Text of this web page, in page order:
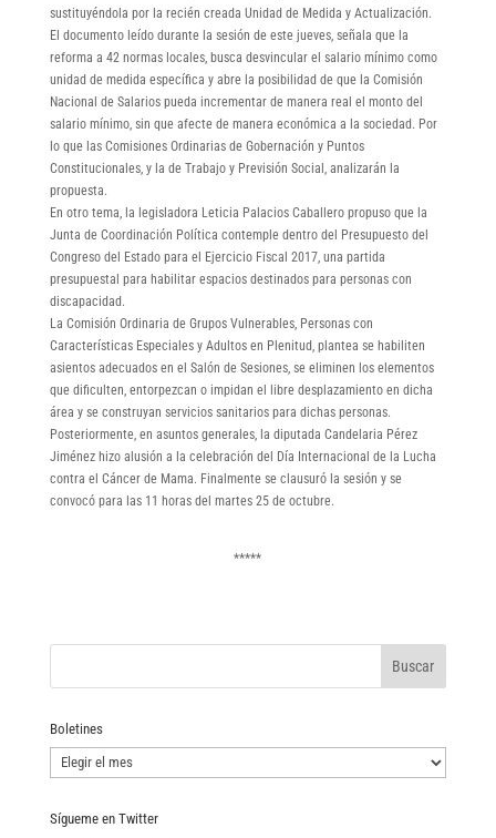
sustituyéndola por la recién creada Unidad de Medida y Actualización.
El documento leído durante la sesión de este jueves, señala que la
reforma a 42 normas locales, busca desvincular el salario mínimo como
unidad de medida específica y abre la posibilidad de que la Comisión
Nacional de Salarios pueda incrementar de manera real el monto del
salario mínimo, sin que afecte de manera económica a la sociedad. Por
lo que las Comisiones Ordinarias de Gobernación y Puntos
Constitucionales, y la de Trabajo y Previsión Social, analizarán la
propuesta.
En otro tema, la legisladora Leticia Palacios Caballero propuso que la
Junta de Coordinación Política contemple dentro del Presupuesto del
Congreso del Estado para el Ejercicio Fiscal 2017, una partida
presupuestal para habilitar espacios destinados para personas con
discapacidad.
La Comisión Ordinaria de Grupos Vulnerables, Personas con
Características Especiales y Adultos en Plenitud, plantea se habiliten
asientos adecuados en el Salón de Sesiones, se eliminen los elementos
que dificulten, entorpezcan o impidan el libre desplazamiento en dicha
área y se construyan servicios sanitarios para dichas personas.
Posteriormente, en asuntos generales, la diputada Candelaria Pérez
Jiménez hizo alusión a la celebración del Día Internacional de la Lucha
contra el Cáncer de Mama. Finalmente se clausuró la sesión y se
convocó para las 11 horas del martes 25 de octubre.
*****
Boletines
Boletines
Sígueme en Twitter